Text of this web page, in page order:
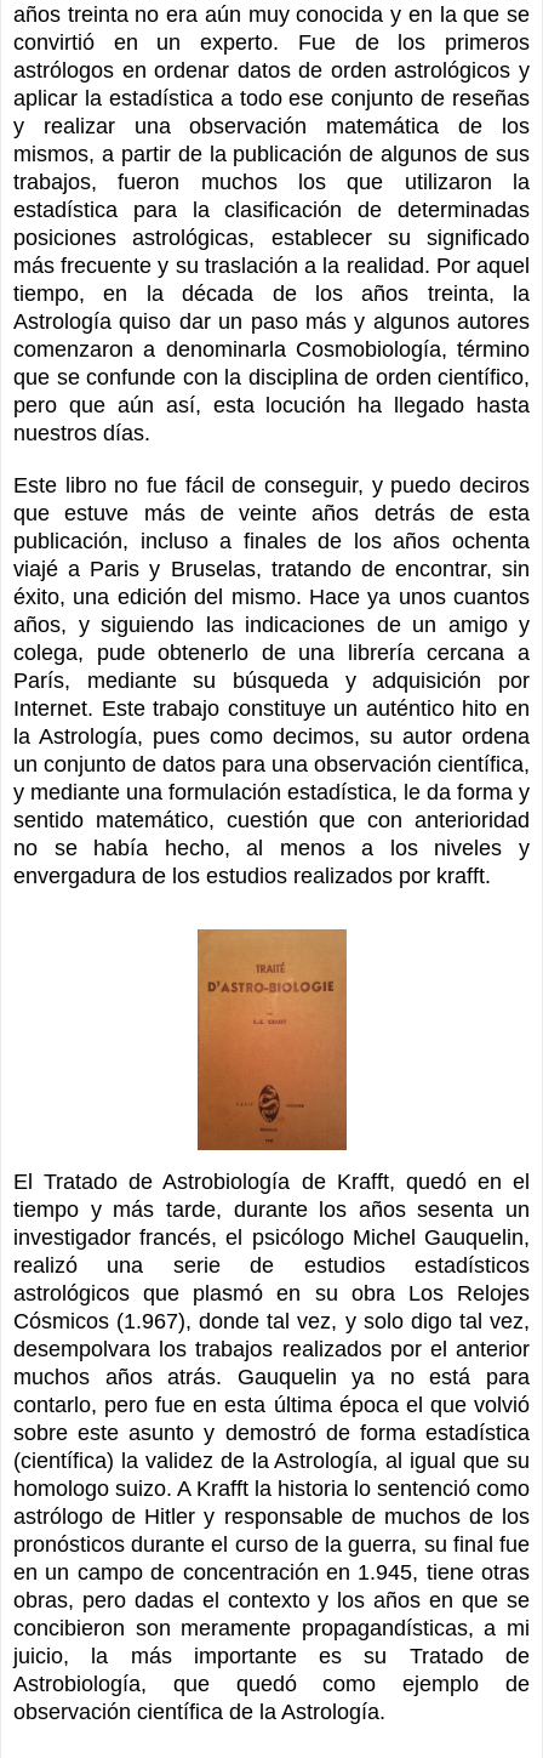
años treinta no era aún muy conocida y en la que se
convirtió en un experto. Fue de los primeros
astrólogos en ordenar datos de orden astrológicos y
aplicar la estadística a todo ese conjunto de reseñas
y realizar una observación matemática de los
mismos, a partir de la publicación de algunos de sus
trabajos, fueron muchos los que utilizaron la
estadística para la clasificación de determinadas
posiciones astrológicas, establecer su significado
más frecuente y su traslación a la realidad. Por aquel
tiempo, en la década de los años treinta, la
Astrología quiso dar un paso más y algunos autores
comenzaron a denominarla Cosmobiología, término
que se confunde con la disciplina de orden científico,
pero que aún así, esta locución ha llegado hasta
nuestros días.
Este libro no fue fácil de conseguir, y puedo deciros
que estuve más de veinte años detrás de esta
publicación, incluso a finales de los años ochenta
viajé a Paris y Bruselas, tratando de encontrar, sin
éxito, una edición del mismo. Hace ya unos cuantos
años, y siguiendo las indicaciones de un amigo y
colega, pude obtenerlo de una librería cercana a
París, mediante su búsqueda y adquisición por
Internet. Este trabajo constituye un auténtico hito en
la Astrología, pues como decimos, su autor ordena
un conjunto de datos para una observación científica,
y mediante una formulación estadística, le da forma y
sentido matemático, cuestión que con anterioridad
no se había hecho, al menos a los niveles y
envergadura de los estudios realizados por krafft.
El Tratado de Astrobiología de Krafft, quedó en el
tiempo y más tarde, durante los años sesenta un
investigador francés, el psicólogo Michel Gauquelin,
realizó una serie de estudios estadísticos
astrológicos que plasmó en su obra Los Relojes
Cósmicos (1.967), donde tal vez, y solo digo tal vez,
desempolvara los trabajos realizados por el anterior
muchos años atrás. Gauquelin ya no está para
contarlo, pero fue en esta última época el que volvió
sobre este asunto y demostró de forma estadística
(científica) la validez de la Astrología, al igual que su
homologo suizo. A Krafft la historia lo sentenció como
astrólogo de Hitler y responsable de muchos de los
pronósticos durante el curso de la guerra, su final fue
en un campo de concentración en 1.945, tiene otras
obras, pero dadas el contexto y los años en que se
concibieron son meramente propagandísticas, a mi
juicio, la más importante es su Tratado de
Astrobiología, que quedó como ejemplo de
observación científica de la Astrología.